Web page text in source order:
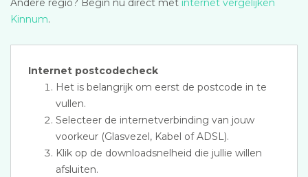
Andere regio? Begin nu direct met internet vergelijken
Kinnum.
Internet postcodecheck
Het is belangrijk om eerst de postcode in te
vullen.
Selecteer de internetverbinding van jouw
voorkeur (Glasvezel, Kabel of ADSL).
Klik op de downloadsnelheid die jullie willen
afsluiten.